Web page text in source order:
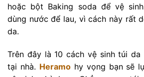
hoặc bột Baking soda để vệ
dùng nước để lau, vì cách này rất
da.
Trên đây là 10 cách vệ sinh túi da
tại nhà. Heramohy vọng bạn sẽ